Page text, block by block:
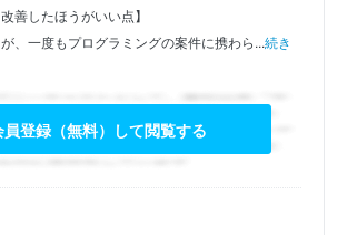
善したほうがいい点】
、一度もプログラミングの案件に携わら...続き
員登録（無料）して閲覧する